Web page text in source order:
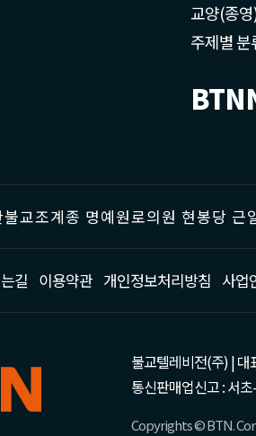
교양(종
주제별 분
불교조계종 명예원로의원 현봉당
길 이용약관 개인정보처리방침 사업
불교텔레비전(주) | 대
통신판매업신고 : 서
Copyrights © BTN.